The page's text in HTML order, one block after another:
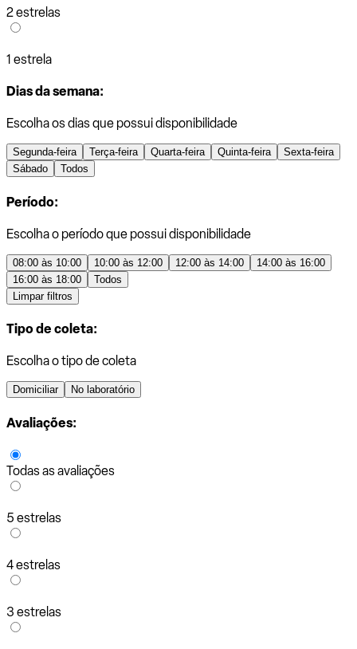
2 estrelas
1 estrela
Dias da semana:
Escolha os dias que possui disponibilidade
Segunda-feira Terça-feira Quarta-feira Quinta-feira
Sexta-feira
Sábado
Todos
Período:
Escolha o período que possui disponibilidade
08:00 às 10:00 10:00 às 12:00 12:00 às 14:00
14:00 às 16:00
16:00 às 18:00
Todos
Limpar filtros
Tipo de coleta:
Escolha o tipo de coleta
Domiciliar No laboratório
Avaliações:
Todas as avaliações
5 estrelas
4 estrelas
3 estrelas